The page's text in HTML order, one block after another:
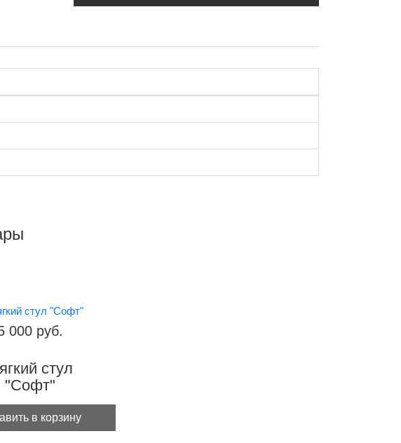
000 руб.
стул
"Софт"
в корзину